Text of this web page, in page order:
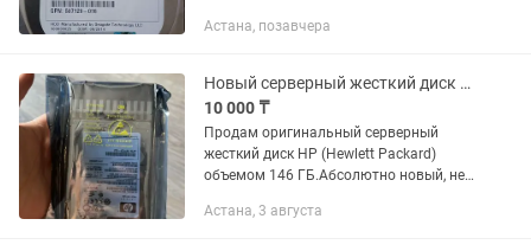
Астана, позавчера
Новый серверный жесткий диск HP 146GB 10K SAS 2.5 (507119-001)
10 000 ₸
Продам оригинальный серверный
жесткий диск HP (Hewlett Packard)
объемом 146 ГБ.Абсолютно новый, не
заводской нераспечатанной
Астана, 3 августа